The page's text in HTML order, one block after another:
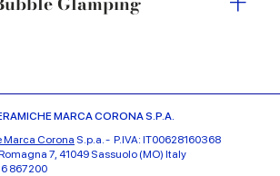
MARCA CORONA S.P.A.
Marca Corona S.p.a. - P.IVA: IT00628160368
7, 41049 Sassuolo (MO) Italy
867200